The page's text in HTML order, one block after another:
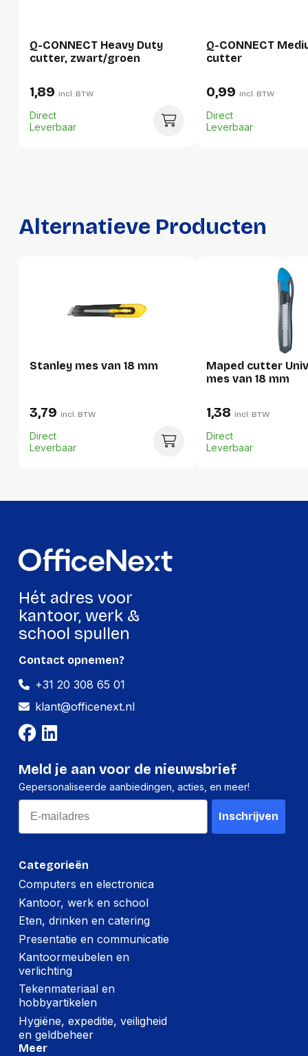
Breedte:
65 millimeter
Lengte:
220 millimeter
Gewicht:
82 gram
Breedte:
145 millimeter
Q-CONNECT Heavy Duty
cutter, zwart/groen
1,89 incl. BTW
Direct
Leverbaar
Q-CONNECT
cutter
0,99 incl. BTW
Direct
Leverbaar
Alternatieve Producten
Stanley mes van 18 mm
3,79 incl. BTW
Direct
Leverbaar
Maped cutter
mes van 18 mm
1,38 incl. BTW
Direct
Leverbaar
Hét adres voor
kantoor, werk &
school spullen
Categorieën
Computers en electronica
Kantoor, werk en school
Eten, drinken en catering
Presentatie en communicatie
Kantoormeubelen en
verlichting
Tekenmateriaal en
hobbyartikelen
Hygiëne, expeditie, veiligheid
en geldbeheer
Meer
Contact opnemen?
+31 20 308 65 01
klant@officenext.nl
Meld je aan voor de nieuwsbrief
Gepersonaliseerde aanbiedingen, acties, en meer!
Email
Inschrijven